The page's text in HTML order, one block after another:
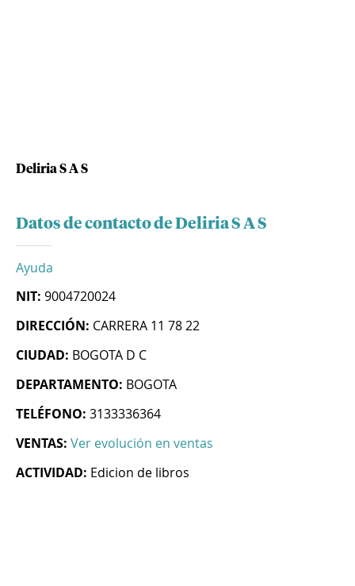
Deliria S A S
Datos de contacto de Deliria S A S
Ayuda
NIT: 9004720024
DIRECCIÓN: CARRERA 11 78 22
CIUDAD: BOGOTA D C
DEPARTAMENTO: BOGOTA
TELÉFONO: 3133336364
VENTAS: Ver evolución en ventas
ACTIVIDAD: Edicion de libros